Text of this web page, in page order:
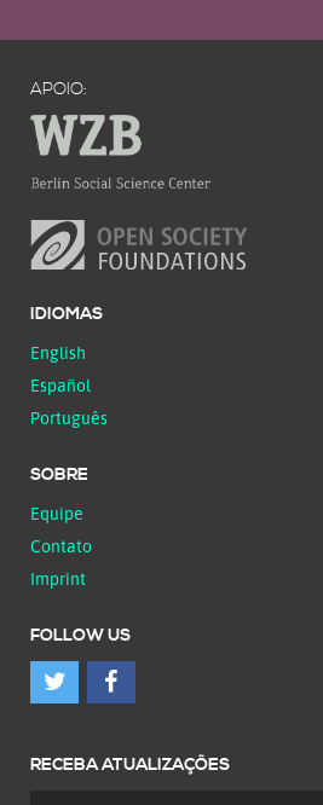
APOIO:
IDIOMAS
English
Español
Português
SOBRE
Equipe
Contato
Imprint
FOLLOW US
RECEBA ATUALIZAÇÕES